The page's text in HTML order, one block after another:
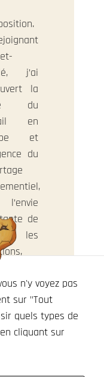
j’ai
la
du
en
et
du
l’envie
de
les
et
vécus
nos
n'y voyez pas
sur "Tout
quels types de
cliquant sur